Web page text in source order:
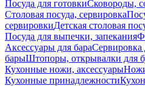
Посуда для готовкиСковороды,
Столовая посуда, сервировка
сервировкиДетская столовая
Посуда для выпечки, запекания
Аксессуары для бараСервировка
барыШтопоры, открывалки для
Кухонные ножи, аксессуары
Кухонные принадлежности